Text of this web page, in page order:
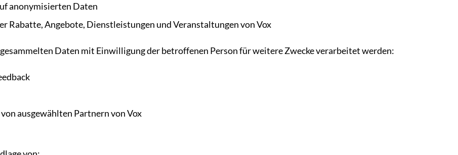
anonymisierten Daten
Rabatte, Angebote, Dienstleistungen und Veranstaltungen von Vox
Daten mit Einwilligung der betroffenen Person für weitere Zwecke verarbeitet werden:
ausgewählten Partnern von Vox